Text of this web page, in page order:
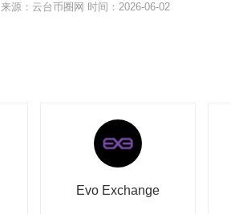
来源：云台币圈网 时间：2026-06-02
Evo Exchange